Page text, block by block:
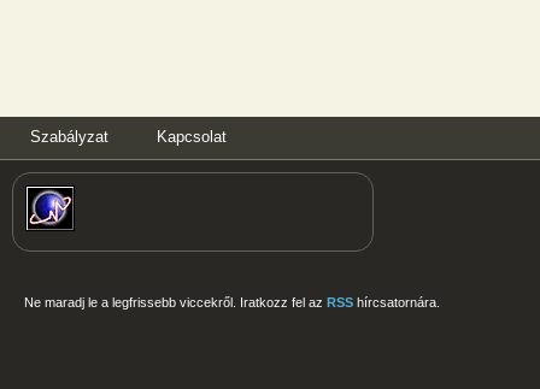
Szabályzat Kapcsolat
Ne maradj le a legfrissebb viccekről. Iratkozz fel az RSS hírcsatornára.